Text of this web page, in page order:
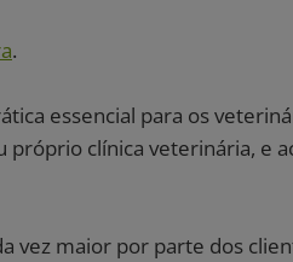
.
essencial para os
clínica veterinária, e
vez maior por parte dos